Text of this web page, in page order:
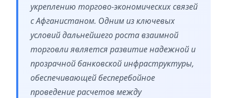
укреплению торгово-экономических связей
с Афганистаном. Одним из ключевых
условий дальнейшего роста взаимной
торговли является развитие надежной и
прозрачной банковской инфраструктуры,
обеспечивающей бесперебойное
проведение расчетов между